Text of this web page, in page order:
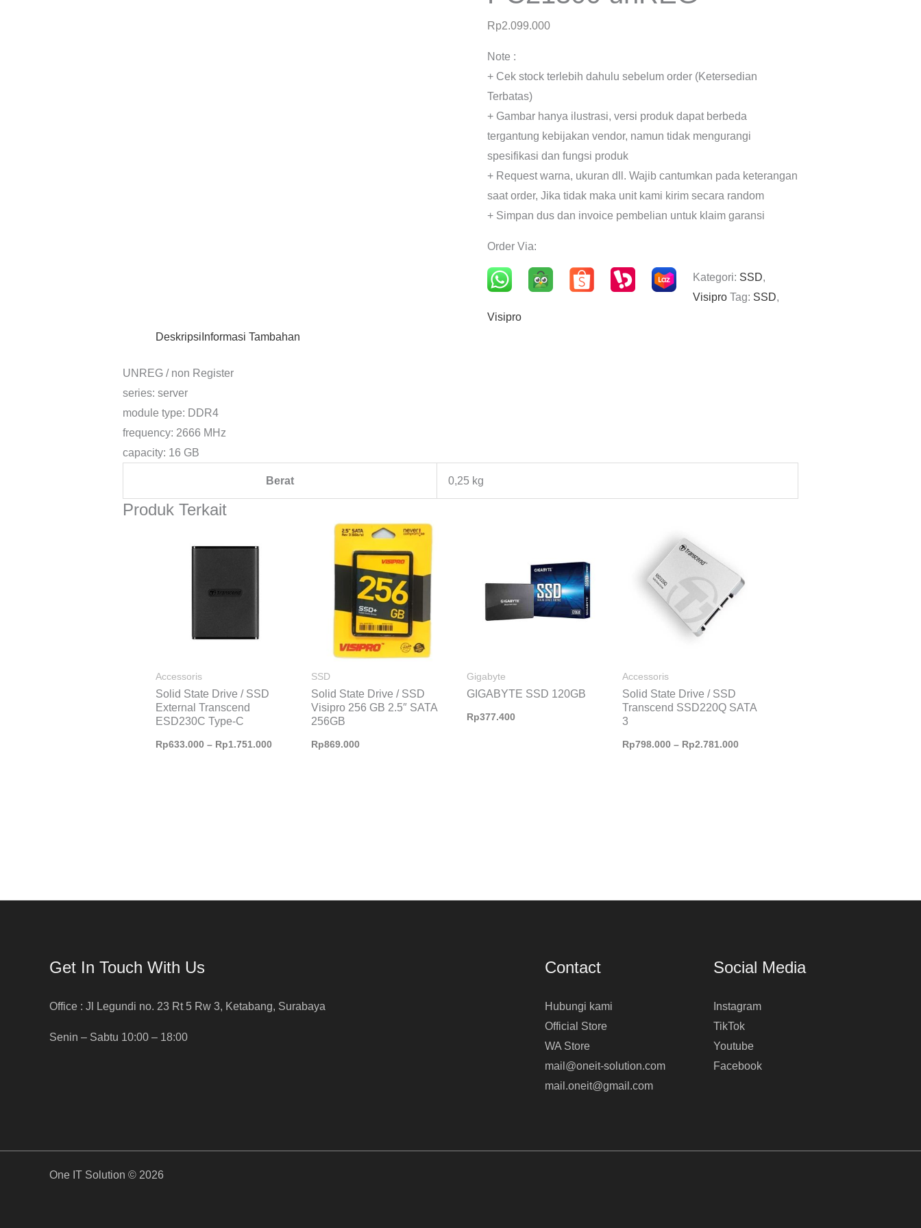
Rp2.099.000
Note :
+ Cek stock terlebih dahulu sebelum order (Ketersedian
Terbatas)
+ Gambar hanya ilustrasi, versi produk dapat berbeda
tergantung kebijakan vendor, namun tidak mengurangi
spesifikasi dan fungsi produk
+ Request warna, ukuran dll. Wajib cantumkan pada keterangan
saat order, Jika tidak maka unit kami kirim secara random
+ Simpan dus dan invoice pembelian untuk klaim garansi
Order Via:
Kategori: SSD,
Visipro Tag: SSD,
Visipro
Deskripsi Informasi Tambahan
UNREG / non Register
series: server
module type: DDR4
frequency: 2666 MHz
capacity: 16 GB
Berat 0,25 kg
Produk Terkait
Accessoris
Solid State Drive / SSD
External Transcend
ESD230C Type-C
Rp633.000 – Rp1.751.000
SSD
Solid State Drive / SSD
Visipro 256 GB 2.5″ SATA
256GB
Rp869.000
Gigabyte
GIGABYTE SSD 120GB
Rp377.400
Accessoris
Solid State Drive / SSD
Transcend SSD220Q SATA
3
Rp798.000 – Rp2.781.000
Rp2.781.000
Get In Touch With Us
Office : Jl Legundi no. 23 Rt 5 Rw 3, Ketabang, Surabaya
Senin – Sabtu 10:00 – 18:00
Contact
Hubungi kami
Official Store
WA Store
mail@oneit-solution.com
mail.oneit@gmail.com
Social Media
Instagram
TikTok
Youtube
Facebook
One IT Solution © 2026